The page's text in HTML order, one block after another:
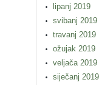
lipanj 2019
svibanj 2019
travanj 2019
ožujak 2019
veljača 2019
siječanj 2019